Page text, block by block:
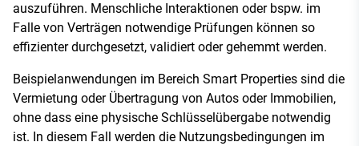
auszuführen. Menschliche Interaktionen oder bspw. im
Falle von Verträgen notwendige Prüfungen können so
effizienter durchgesetzt, validiert oder gehemmt werden.
Beispielanwendungen im Bereich Smart Properties sind die
Vermietung oder Übertragung von Autos oder Immobilien,
ohne dass eine physische Schlüsselübergabe notwendig
ist. In diesem Fall werden die Nutzungsbedingungen im